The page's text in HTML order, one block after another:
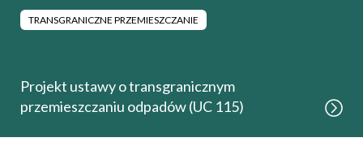
TRANSGRANICZNE PRZEMIESZCZANIE
Projekt ustawy o transgranicznym
przemieszczaniu odpadów (UC 115)